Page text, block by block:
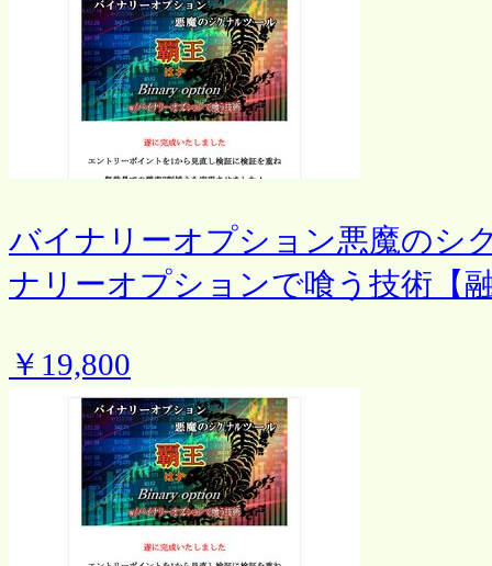
バイナリーオプション悪魔のシ
ナリーオプションで喰う技術【
￥19,800